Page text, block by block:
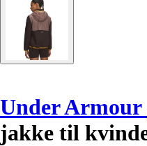
Under Armour
jakke til